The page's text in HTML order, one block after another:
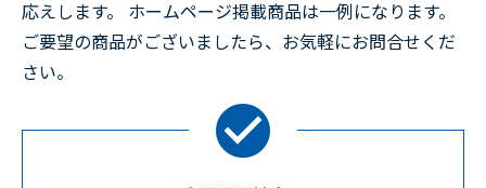
応えします。 ホームページ掲載商品は一例になります。
ご要望の商品がございましたら、お気軽にお問合せくだ
さい。